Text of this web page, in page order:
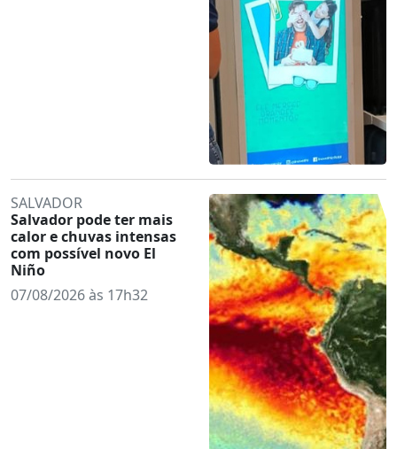
SALVADOR
Salvador pode ter mais
calor e chuvas intensas
com possível novo El
Niño
07/08/2026 às 17h32